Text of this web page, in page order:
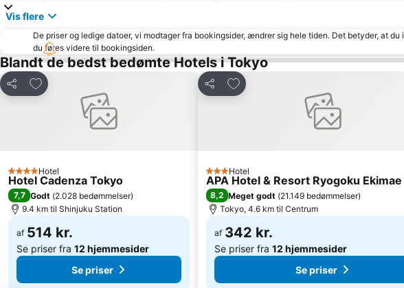
Vis flere
De priser og ledige datoer, vi modtager fra bookingsider, ændrer sig hele tiden. Det betyder, at
du føres videre til bookingsiden.
Blandt de bedst bedømte Hotels i Tokyo
Del
Føj til favoritter
4 Stjerner
Hotel
Hotel Cadenza Tokyo
7,7 Godt (2.028 bedømmelser)
9.4 km til Shinjuku Station
af 514 kr.
Se priser fra 12 hjemmesider
Se priser
Del
Føj til favoritter
3 Stjerner
Hotel
APA Hotel & Resort Ryogoku
8,2 Meget godt (21.149 bedømmelser)
Tokyo, 4.6 km til Centrum
af 342 kr.
Se priser fra 12 hjemmesider
Se priser